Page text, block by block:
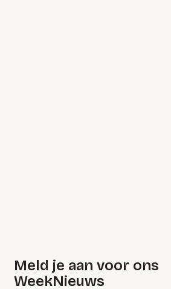
Meld je aan voor ons
WeekNieuws